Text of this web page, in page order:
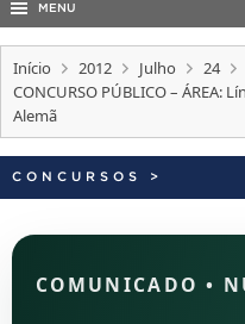
CONCURSOS
EDITAIS
INTERNACIONAL
PORTARIAS
TELEFONES
MENU
Início 2012 Julho
24
CONCURSO PÚBLICO – ÁREA:
Alemã
CONCURSOS >
COMUNICADO •